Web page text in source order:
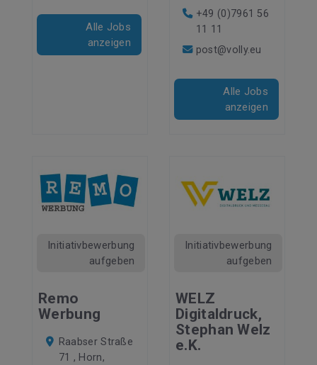
Alle Jobs
anzeigen
+49 (0)7961 56
11 11
post@volly.eu
Alle Jobs
anzeigen
Initiativbewerbung
aufgeben
Remo
Werbung
Raabser Straße
71 , Horn,
Initiativbewerbung
aufgeben
WELZ
Digitaldruck,
Stephan Welz
e.K.